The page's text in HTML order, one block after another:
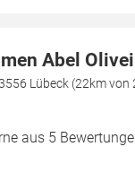
Abel
Lübeck (22km von
aus 5